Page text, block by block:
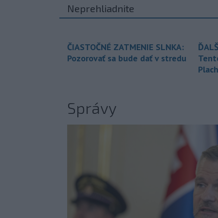
Neprehliadnite
ČIASTOČNÉ ZATMENIE SLNKA:
Pozorovať sa bude dať v stredu
Správy